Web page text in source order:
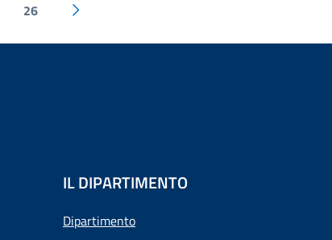
26
IL DIPARTIMENTO
Dipartimento